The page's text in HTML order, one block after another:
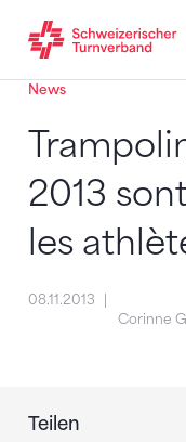
Zum Inhalt springen
Zur Sitemap
Zum Navigieren
News
2013
les
08.11.2013
Corinne
Teilen